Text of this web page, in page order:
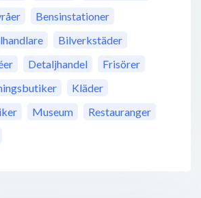
Bensinstationer
Bilverkstäder
Detaljhandel
Frisörer
Kläder
Museum
Restauranger